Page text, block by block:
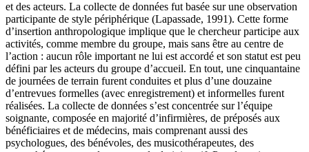
et des acteurs. La collecte de données fut basée sur une observation
participante de style périphérique (Lapassade, 1991). Cette forme
d’insertion anthropologique implique que le chercheur participe aux
activités, comme membre du groupe, mais sans être au centre de
l’action : aucun rôle important ne lui est accordé et son statut est peu
défini par les acteurs du groupe d’accueil. En tout, une cinquantaine
de journées de terrain furent conduites et plus d’une douzaine
d’entrevues formelles (avec enregistrement) et informelles furent
réalisées. La collecte de données s’est concentrée sur l’équipe
soignante, composée en majorité d’infirmières, de préposés aux
bénéficiaires et de médecins, mais comprenant aussi des
psychologues, des bénévoles, des musicothérapeutes, des